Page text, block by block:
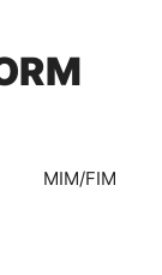
MIM/FIM